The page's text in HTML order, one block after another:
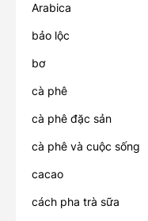
Arabica
bảo lộc
bơ
cà phê
cà phê đặc sản
cà phê và cuộc sống
cacao
cách pha trà sữa